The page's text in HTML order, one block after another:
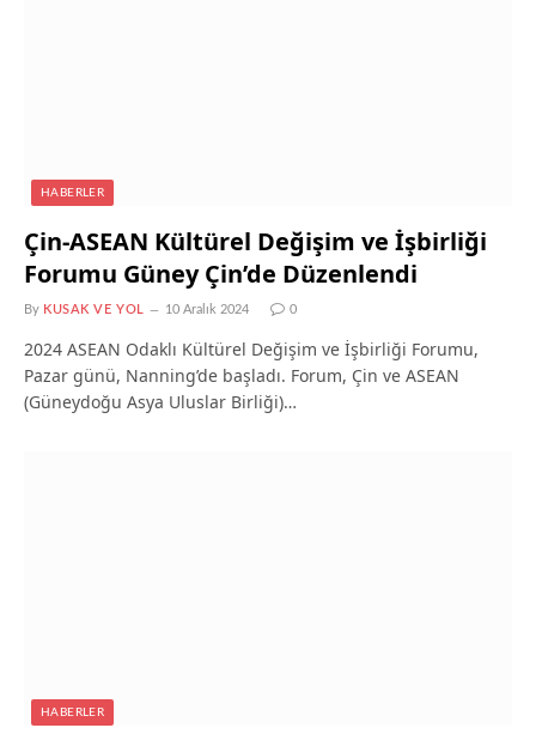
HABERLER
Çin-ASEAN Kültürel Değişim ve İşbirliği
Forumu Güney Çin’de Düzenlendi
By KUSAK VE YOL 10 Aralık 2024 0
2024 ASEAN Odaklı Kültürel Değişim ve İşbirliği Forumu,
Pazar günü, Nanning’de başladı. Forum, Çin ve ASEAN
(Güneydoğu Asya Uluslar Birliği)…
HABERLER